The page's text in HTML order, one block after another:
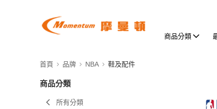
商品分類
首頁 品牌 NBA 鞋及配件
商品分類
所有分類